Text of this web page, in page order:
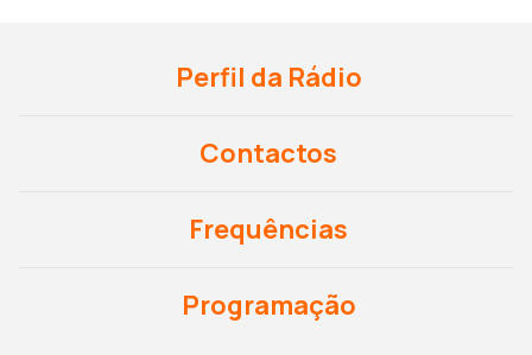
Perfil da Rádio
Contactos
Frequências
Programação